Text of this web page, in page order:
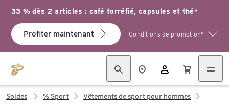
33 % dès 2 articles : café torréfié, capsules et thé*
Profiter maintenant Conditions de promotion*
Soldes % Sport Vêtements de sport pour hommes